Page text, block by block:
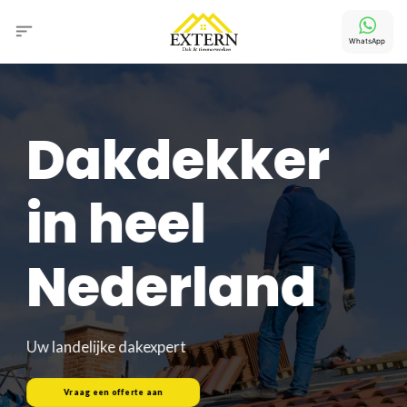
naar
Dakdekker
in heel
Nederland
Uw landelijke dakexpert
Vraag een offerte aan